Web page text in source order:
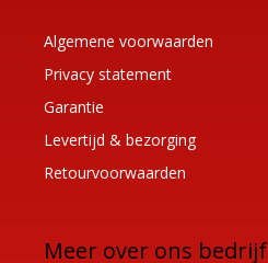
Algemene voorwaarden
Privacy statement
Garantie
Levertijd & bezorging
Retourvoorwaarden
Meer over ons bedrijf